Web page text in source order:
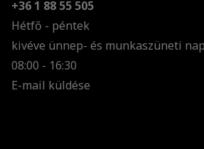
+36 1 88 55 505
Hétfő - péntek
kivéve ünnep- és munkaszüneti
08:00 - 16:30
E-mail küldése